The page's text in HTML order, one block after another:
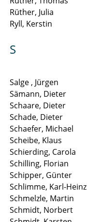
Rüther, Julia
Ryll, Kerstin
S
Salge , Jürgen
Sämann, Dieter
Schaare, Dieter
Schade, Dieter
Schaefer, Michael
Scheibe, Klaus
Schierding, Carola
Schilling, Florian
Schipper, Günter
Schlimme, Karl-Heinz
Schmelzle, Martin
Schmidt, Norbert